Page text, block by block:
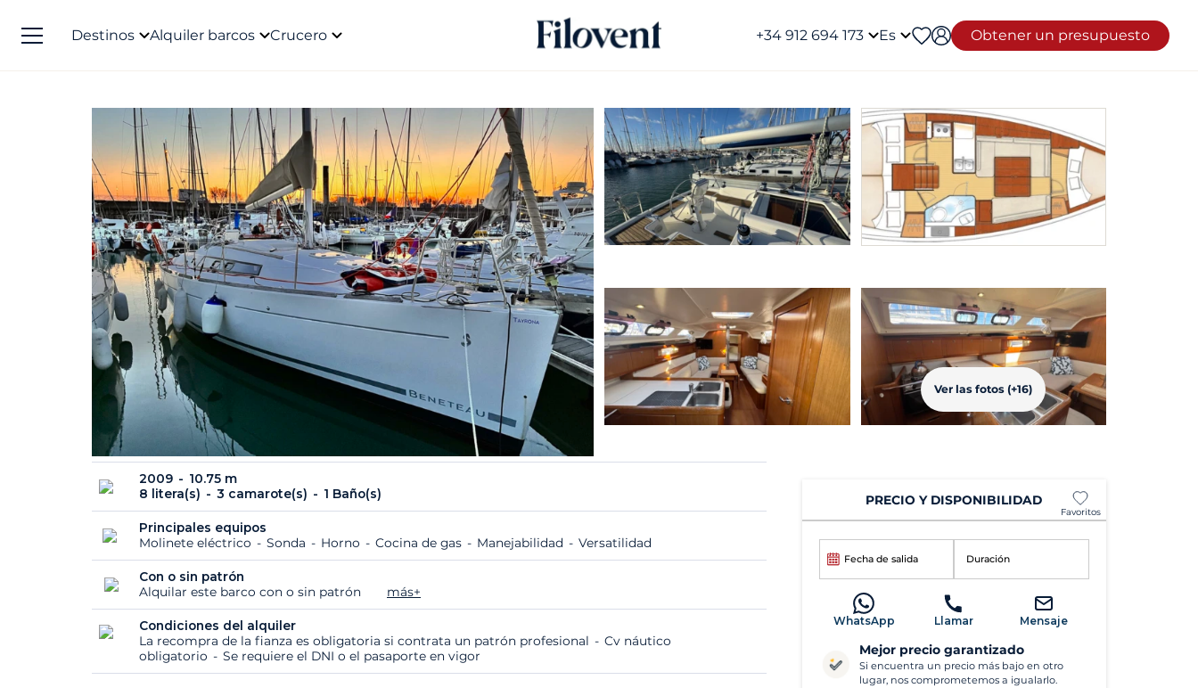
Destinos Alquiler barcos Crucero +34 912 694 173 Es Obtener un presupuesto
Ver las fotos (+16)
2009
10.75 m
8 litera(s)
3 camarote(s) 1 Baño(s)
Principales equipos
Molinete eléctrico
Sonda Horno Cocina de gas Manejabilidad Versatilidad
Con o sin patrón
Alquilar este barco con o sin patrón
más+
Condiciones del alquiler
La recompra de la fianza es obligatoria si contrata un patrón profesional
Cv náutico
obligatorio
Se requiere el DNI o el pasaporte en vigor
PRECIO Y DISPONIBILIDAD
Favoritos
Fecha de salida Duración
WhatsApp Llamar Mensaje
Mejor precio garantizado
Si encuentra un precio más bajo en otro
lugar, nos comprometemos a igualarlo.